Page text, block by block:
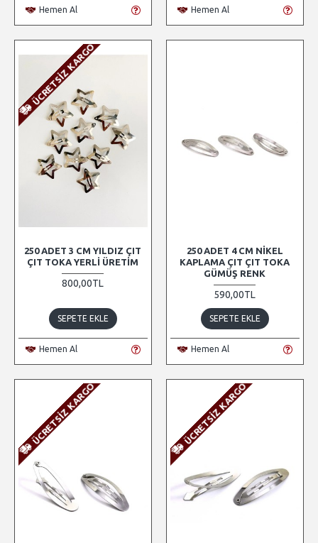
Hemen Al Hemen Al
ÜCRETSIZ KARGO
250 ADET 3 CM YILDIZ ÇIT
ÇIT TOKA YERLI ÜRETIM
800,00TL
SEPETE EKLE
Hemen Al
250 ADET 4 CM NIKEL
KAPLAMA ÇIT ÇIT TOKA
GÜMÜŞ RENK
590,00TL
SEPETE EKLE
Hemen Al
ÜCRETSIZ KARGO ÜCRETSIZ KARGO